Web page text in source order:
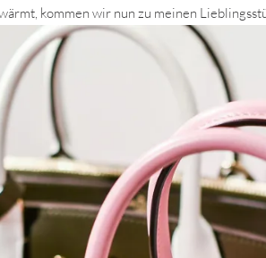
kommen wir nun zu meinen